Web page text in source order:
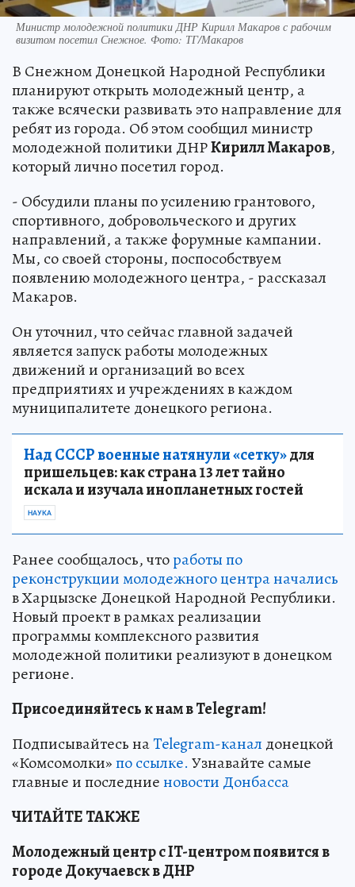
Министр молодежной политики ДНР Кирилл Макаров с рабочим
визитом посетил Снежное. Фото: ТГ/Макаров
В Снежном Донецкой Народной Республики
планируют открыть молодежный центр, а
также всячески развивать это направление для
ребят из города. Об этом сообщил министр
молодежной политики ДНРКирилл Макаров,
который лично посетил город.
- Обсудили планы по усилению грантового,
спортивного, добровольческого и других
направлений, а также форумные кампании.
Мы, со своей стороны, поспособствуем
появлению молодежного центра, - рассказал
Макаров.
Он уточнил, что сейчас главной задачей
является запуск работы молодежных
движений и организаций во всех
предприятиях и учреждениях в каждом
муниципалитете донецкого региона.
Над СССР военные натянули «сетку»для
пришельцев: как страна 13 лет тайно
искала и изучала инопланетных гостей
НАУКА
Ранее сообщалось, чтоработы по
реконструкции молодежного центра начались
в Харцызске Донецкой Народной Республики.
Новый проект в рамках реализации
программы комплексного развития
молодежной политики реализуют в донецком
регионе.
Присоединяйтесь к нам в Telegram!
Подписывайтесь наTelegram-канал донецкой
«Комсомолки»по ссылке. Узнавайте самые
главные и последниеновости Донбасса
ЧИТАЙТЕ ТАКЖЕ
Молодежный центр с IT-центром появится в
городе Докучаевск в ДНР